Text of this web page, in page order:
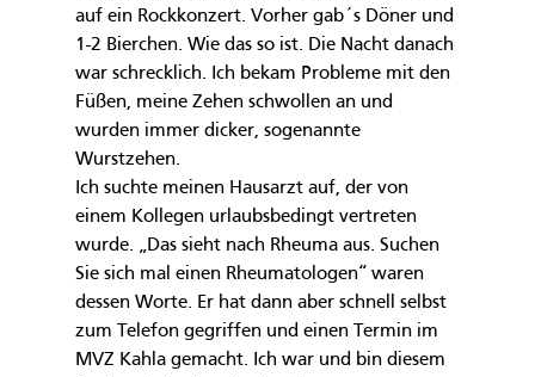
auf ein Rockkonzert. Vorher gab´s Döner und
1-2 Bierchen. Wie das so ist. Die Nacht danach
war schrecklich. Ich bekam Probleme mit den
Füßen, meine Zehen schwollen an und
wurden immer dicker, sogenannte
Wurstzehen.
Ich suchte meinen Hausarzt auf, der von
einem Kollegen urlaubsbedingt vertreten
wurde. „Das sieht nach Rheuma aus. Suchen
Sie sich mal einen Rheumatologen“ waren
dessen Worte. Er hat dann aber schnell selbst
zum Telefon gegriffen und einen Termin im
MVZ Kahla gemacht. Ich war und bin diesem